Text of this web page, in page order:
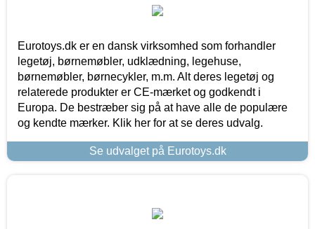
Eurotoys.dk er en dansk virksomhed som forhandler
legetøj, børnemøbler, udklædning, legehuse,
børnemøbler, børnecykler, m.m. Alt deres legetøj og
relaterede produkter er CE-mærket og godkendt i
Europa. De bestræber sig på at have alle de populære
og kendte mærker. Klik her for at se deres udvalg.
Se udvalget på Eurotoys.dk